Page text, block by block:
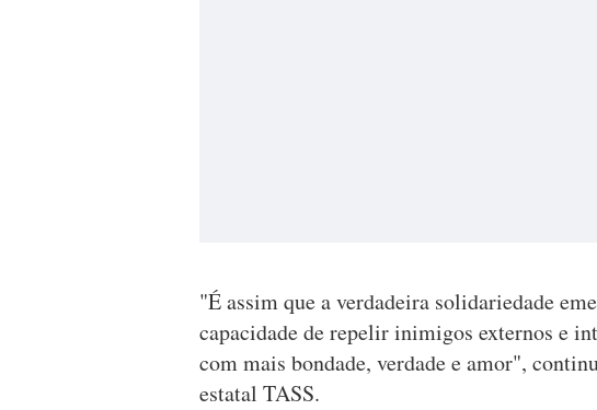
"É assim que a verdadeira solidariedade
capacidade de repelir inimigos externos e
com mais bondade, verdade e amor",
estatal TASS.